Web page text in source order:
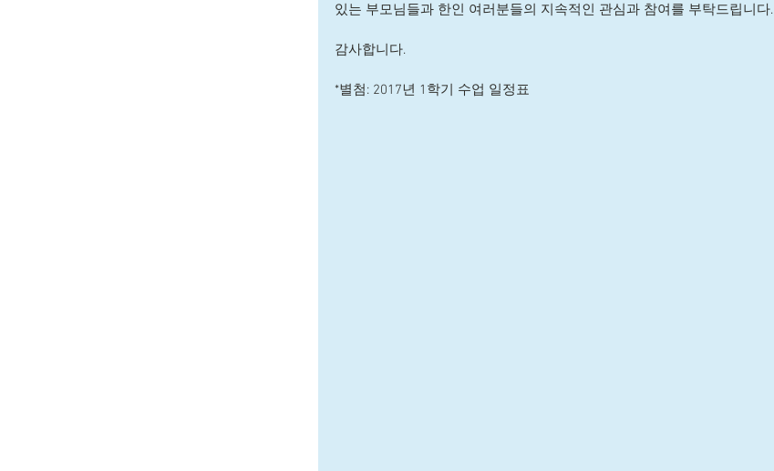
있는 부모님들과 한인 여러분들의 지속적인 관심과 참여를 부탁드립니다.
감사합니다.
*별첨: 2017년 1학기 수업 일정표